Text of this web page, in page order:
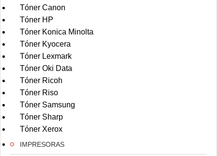
Tóner Canon
Tóner HP
Tóner Konica Minolta
Tóner Kyocera
Tóner Lexmark
Tóner Oki Data
Tóner Ricoh
Tóner Riso
Tóner Samsung
Tóner Sharp
Tóner Xerox
IMPRESORAS